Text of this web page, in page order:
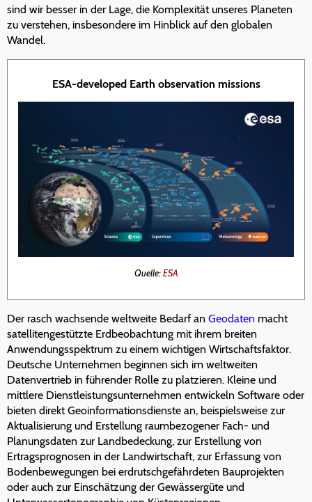
sind wir besser in der Lage, die Komplexität unseres Planeten
zu verstehen, insbesondere im Hinblick auf den globalen
Wandel.
ESA-developed Earth observation missions
Quelle:ESA
Der rasch wachsende weltweite Bedarf an Geodaten macht
satellitengestützte Erdbeobachtung mit ihrem breiten
Anwendungsspektrum zu einem wichtigen Wirtschaftsfaktor.
Deutsche Unternehmen beginnen sich im weltweiten
Datenvertrieb in führender Rolle zu platzieren. Kleine und
mittlere Dienstleistungsunternehmen entwickeln Software oder
bieten direkt Geoinformationsdienste an, beispielsweise zur
Aktualisierung und Erstellung raumbezogener Fach- und
Planungsdaten zur Landbedeckung, zur Erstellung von
Ertragsprognosen in der Landwirtschaft, zur Erfassung von
Bodenbewegungen bei erdrutschgefährdeten Bauprojekten
oder auch zur Einschätzung der Gewässergüte und